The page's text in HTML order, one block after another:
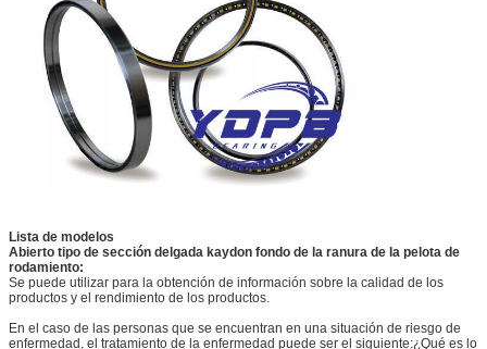
Lista de modelos
Abierto tipo de sección delgada kaydon fondo de la ranura de la pelota de
rodamiento:
Se puede utilizar para la obtención de información sobre la calidad de los
productos y el rendimiento de los productos.
En el caso de las personas que se encuentran en una situación de riesgo de
enfermedad, el tratamiento de la enfermedad puede ser el siguiente:¿Qué es lo